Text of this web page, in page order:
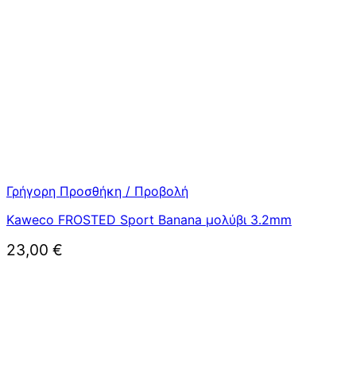
Γρήγορη Προσθήκη / Προβολή
Kaweco FROSTED Sport Banana μολύβι 3.2mm
23,00 €